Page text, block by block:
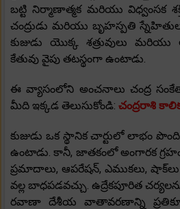
బట్టి నిర్మాణాత్మక మరియు విధ్వంసక
చంద్రుడు మరియు బృహస్పతి
కుజుడు యొక్క శత్రువులు
కేతువు వైపు తటస్థంగా ఉంటాడు.
ఈ వ్యాసంలోని అంచనాలు చంద్ర
మీది ఇక్కడ తెలుసుకోండి: చంద్రరాశి
కుజుడు ఒక స్థానిక చార్టులో లాభం
ఉంటాడు. కానీ, జాతకంలో అంగారక
ప్రమాదాలు, ఆపరేషన్, ఎముకలు,
వల్ల బాధపడవచ్చు. ఉద్రేకపూరిత
రవాణా దేశీయ వాతావరణాన్ని